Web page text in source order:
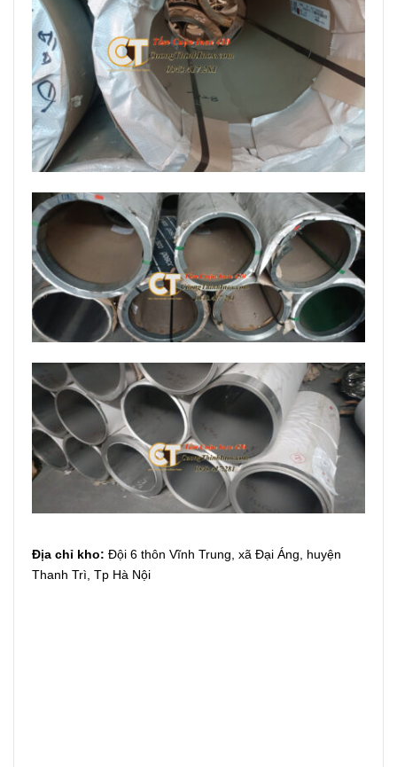
Địa chỉ kho: Đội 6 thôn Vĩnh Trung, xã Đại Áng, huyện
Thanh Trì, Tp Hà Nội